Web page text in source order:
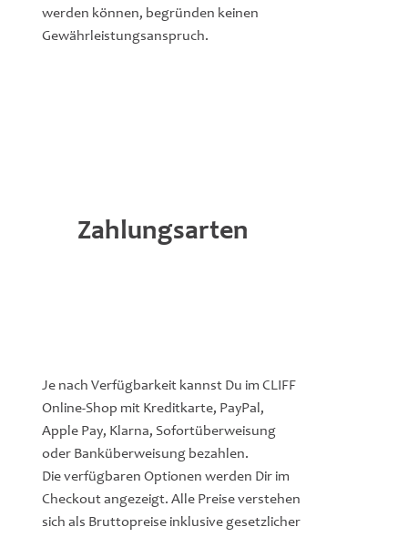
werden können, begründen keinen
Gewährleistungsanspruch.
Zahlungsarten
Je nach Verfügbarkeit kannst Du im CLIFF
Online-Shop mit Kreditkarte, PayPal,
Apple Pay, Klarna, Sofortüberweisung
oder Banküberweisung bezahlen.
Die verfügbaren Optionen werden Dir im
Checkout angezeigt. Alle Preise verstehen
sich als Bruttopreise inklusive gesetzlicher